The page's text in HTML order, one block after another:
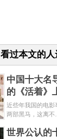
看过本文的人
中国十大名
的《活着》
近些年我国的电
两部黑马，这离不
世界公认的